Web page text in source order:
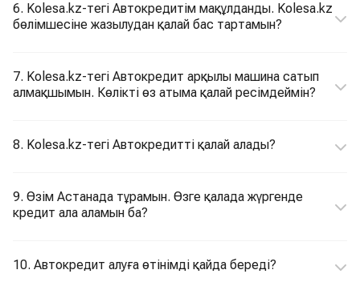
6. Kolesa.kz-тегі Автокредитім мақұлданды. Kolesa.kz
бөлімшесіне жазылудан қалай бас тартамын?
7. Kolesa.kz-тегі Автокредит арқылы машина сатып
алмақшымын. Көлікті өз атыма қалай ресімдеймін?
8. Kolesa.kz-тегі Автокредитті қалай алады?
9. Өзім Астанада тұрамын. Өзге қалада жүргенде
кредит ала аламын ба?
10. Автокредит алуға өтінімді қайда береді?